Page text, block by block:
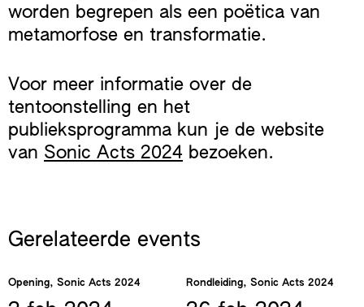
worden begrepen als een poëtica van
metamorfose en transformatie.
Voor meer informatie over de
tentoonstelling en het
publieksprogramma kun je de website
van Sonic Acts 2024 bezoeken.
Gerelateerde events
Opening, Sonic Acts 2024 Rondleiding, Sonic Acts 2024